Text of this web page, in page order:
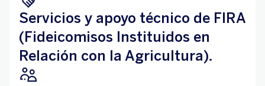
Servicios y apoyo técnico de FIRA
(Fideicomisos Instituidos en
Relación con la Agricultura).